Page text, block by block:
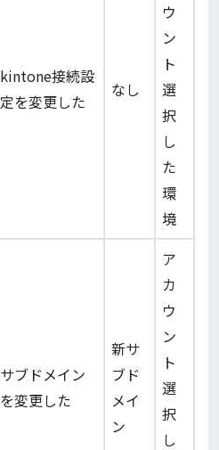
kintone接続設
定を変更した
なし
ウ
ン
ト
選
択
し
た
環
境
サブドメイン
を変更した
新サ
ブド
メイ
ン
ア
カ
ウ
ン
ト
選
択
し